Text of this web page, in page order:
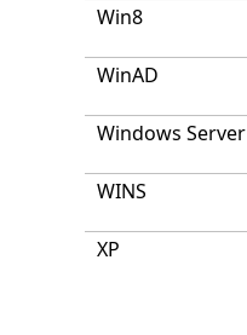
Win8
WinAD
Windows Server
WINS
XP